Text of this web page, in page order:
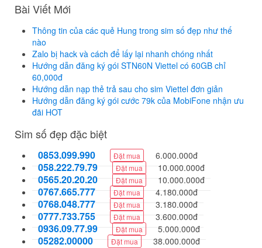
Bài Viết Mới
Thông tin của các quẻ Hung trong sim số đẹp như thế
nào
Zalo bị hack và cách để lấy lại nhanh chóng nhất
Hướng dẫn đăng ký gói STN60N Viettel có 60GB chỉ
60,000đ
Hướng dẫn nạp thẻ trả sau cho sim Viettel đơn giản
Hướng dẫn đăng ký gói cước 79k của MobiFone nhận ưu
đãi HOT
Sim số đẹp đặc biệt
0853.099.990 Đặt mua 6.000.000đ
058.222.79.79 Đặt mua 10.000.000đ
0565.20.20.20 Đặt mua 10.000.000đ
0767.665.777 Đặt mua 4.180.000đ
0768.048.777 Đặt mua 3.180.000đ
0777.733.755 Đặt mua 3.600.000đ
0936.09.77.99 Đặt mua 5.000.000đ
05282.00000 Đặt mua
38.000.000đ